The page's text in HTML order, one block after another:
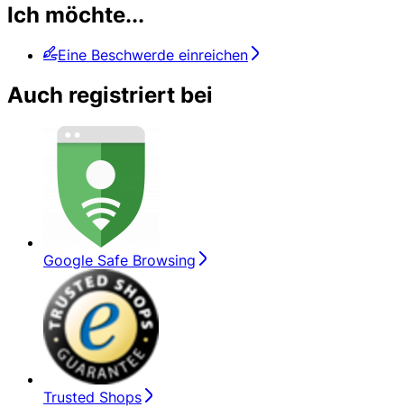
Ich möchte...
Eine Beschwerde einreichen
Auch registriert bei
Google Safe Browsing
Trusted Shops